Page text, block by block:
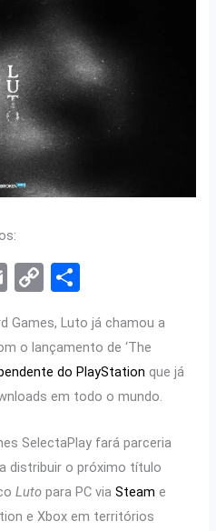
E
ail
C
py
Li
n
ar
e
Games, Luto já chamou a
o lançamento de ‘The
do PlayStation que já
em todo o mundo.
SelectaPlay fará parceria
distribuir o próximo título
Luto para PC viaSteam e
e Xbox em territórios